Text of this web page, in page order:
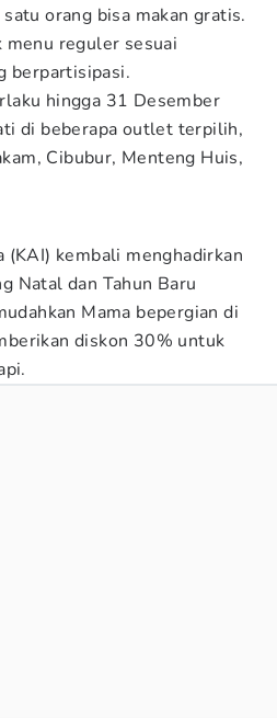
orang bisa makan gratis.
reguler sesuai
berpartisipasi.
hingga 31 Desember
di beberapa outlet terpilih,
Cibubur, Menteng Huis,
(KAI) kembali menghadirkan
Natal dan Tahun Baru
Mama bepergian di
diskon 30% untuk